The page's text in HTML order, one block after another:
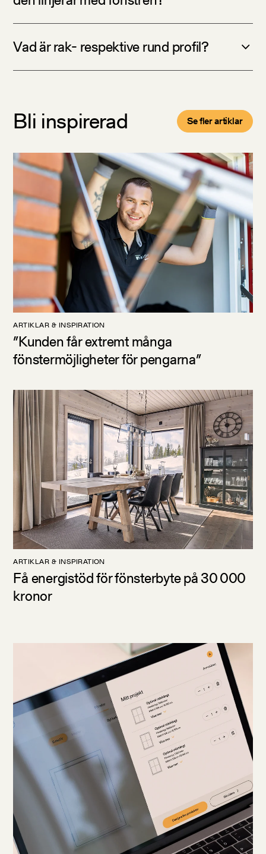
Vad är rak- respektive rund profil?
Bli inspirerad Se fler artiklar
ARTIKLAR & INSPIRATION
”Kunden får extremt många
fönstermöjligheter för pengarna”
ARTIKLAR & INSPIRATION
Få energistöd för fönsterbyte på 30 000
kronor